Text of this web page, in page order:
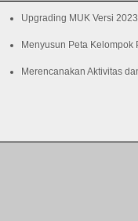
Upgrading MUK Versi 2023
Menyusun Peta Kelompok
Merencanakan Aktivitas